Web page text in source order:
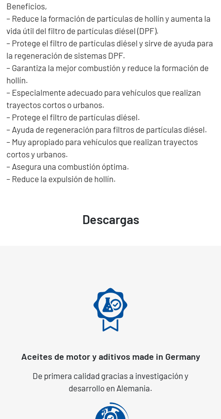
Descargas
Beneficios,
– Reduce la formación de partículas de hollín y aumenta la
vida útil del filtro de partículas diésel (DPF).
– Protege el filtro de partículas diésel y sirve de ayuda para
la regeneración de sistemas DPF.
– Garantiza la mejor combustión y reduce la formación de
hollín.
– Especialmente adecuado para vehículos que realizan
trayectos cortos o urbanos.
– Protege el filtro de partículas diésel.
– Ayuda de regeneración para filtros de partículas diésel.
– Muy apropiado para vehículos que realizan trayectos
cortos y urbanos.
– Asegura una combustión óptima.
– Reduce la expulsión de hollín.
Aceites de motor y aditivos made in Germany
De primera calidad gracias a investigación y
desarrollo en Alemania.